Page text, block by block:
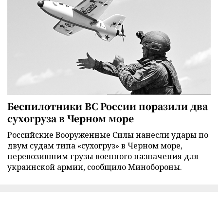
Беспилотники ВС России поразили два
сухогруза в Черном море
Российские Вооруженные Силы нанесли удары по
двум судам типа «сухогруз» в Черном море,
перевозившим грузы военного назначения для
украинской армии, сообщило Минобороны.